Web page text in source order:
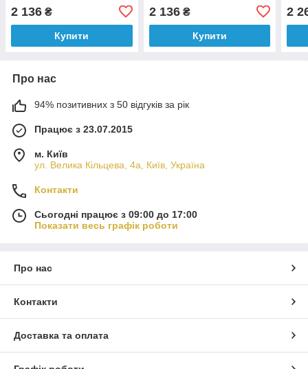
2 136 ₴
Купити
2 136₴
Купити
2
Про нас
94% позитивних з 50 відгуків за рік
Працює з 23.07.2015
м. Київ
ул. Велика Кільцева, 4а, Київ, Україна
Контакти
Сьогодні працює з 09:00 до 17:00
Показати весь графік роботи
Про нас
Контакти
Доставка та оплата